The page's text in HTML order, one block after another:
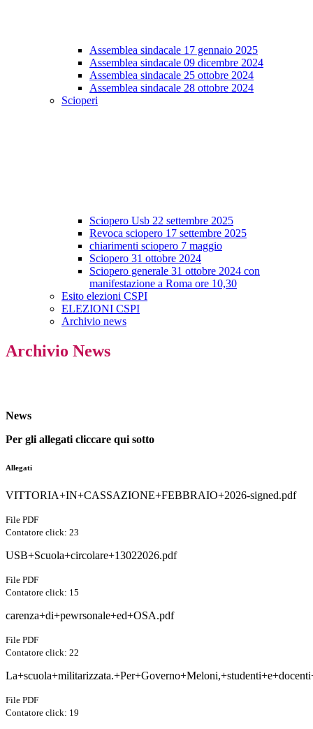
Assemblea sindacale 17 gennaio 2025
Assemblea sindacale 09 dicembre 2024
Assemblea sindacale 25 ottobre 2024
Assemblea sindacale 28 ottobre 2024
Scioperi
Sciopero Usb 22 settembre 2025
Revoca sciopero 17 settembre 2025
chiarimenti sciopero 7 maggio
Sciopero 31 ottobre 2024
Sciopero generale 31 ottobre 2024 con
manifestazione a Roma ore 10,30
Esito elezioni CSPI
ELEZIONI CSPI
Archivio news
Archivio News
News
Per gli allegati cliccare qui sotto
Allegati
VITTORIA+IN+CASSAZIONE+FEBBRAIO+2026-signed.pdf
File PDF
Contatore click: 23
USB+Scuola+circolare+13022026.pdf
File PDF
Contatore click: 15
carenza+di+pewrsonale+ed+OSA.pdf
File PDF
Contatore click: 22
File PDF
Contatore click: 19